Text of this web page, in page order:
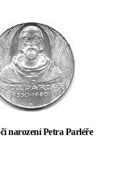
narození Petra Parléře